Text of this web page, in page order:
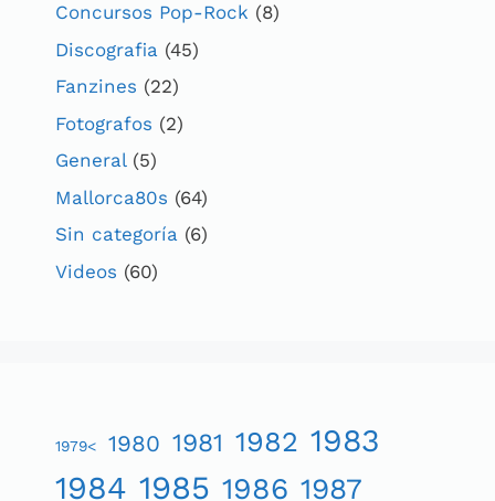
Concursos Pop-Rock (8)
Discografia (45)
Fanzines (22)
Fotografos (2)
General(5)
Mallorca80s (64)
Sin categoría (6)
Videos (60)
1979< 1980 1981 1982 1983
1984 1985 1986 1987